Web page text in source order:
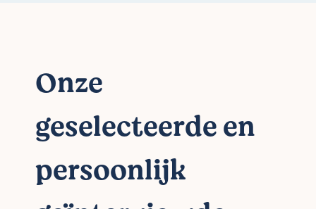
Onze
geselecteerde en
persoonlijk